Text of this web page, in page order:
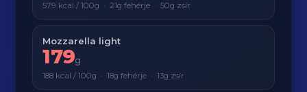
579 kcal / 100g · 21g fehérje · 50g zsír
Mozzarella light
179g
188 kcal / 100g · 18g fehérje · 13g zsír